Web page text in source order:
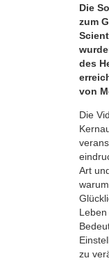
Die
zum
des
von
Die
Art
zu